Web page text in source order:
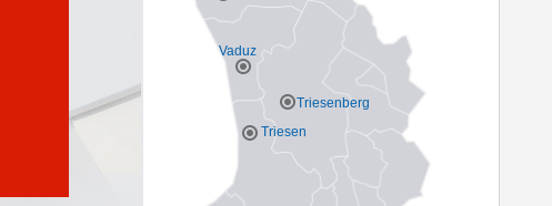
Vaduz
Triesen
Triesenberg